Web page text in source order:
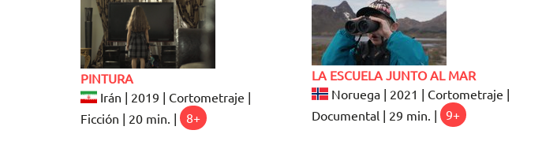
PINTURA
Irán | 2019 | Cortometraje |
Ficción | 20 min. |
8+
LA ESCUELA JUNTO AL MAR
Noruega | 2021 | Cortometraje |
Documental | 29 min. |
9+